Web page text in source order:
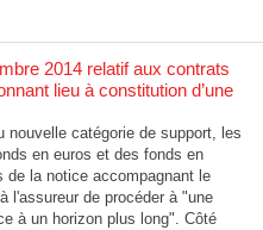
2014 relatif aux contrats
lieu à constitution d’une
nouvelle catégorie de support, les
en euros et des fonds en
la notice accompagnant le
l'assureur de procéder à "une
à un horizon plus long". Côté